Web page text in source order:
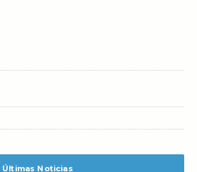
Últimas Noticias